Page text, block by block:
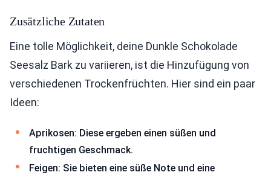
Zusätzliche Zutaten
Eine tolle Möglichkeit, deine Dunkle Schokolade
Seesalz Bark zu variieren, ist die Hinzufügung von
verschiedenen Trockenfrüchten. Hier sind ein paar
Ideen:
Aprikosen: Diese ergeben einen süßen und
fruchtigen Geschmack.
Feigen: Sie bieten eine süße Note und eine